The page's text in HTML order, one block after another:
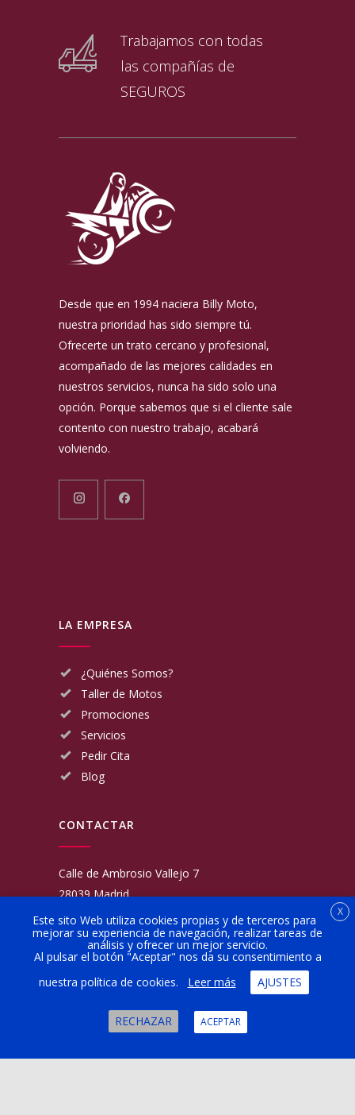
Trabajamos con todas
las compañías de
SEGUROS
Desde que en 1994 naciera Billy Moto,
nuestra prioridad has sido siempre tú.
Ofrecerte un trato cercano y profesional,
acompañado de las mejores calidades en
nuestros servicios, nunca ha sido solo una
opción. Porque sabemos que si el cliente sale
contento con nuestro trabajo, acabará
volviendo.
LA EMPRESA
¿Quiénes Somos?
Taller de Motos
Promociones
Servicios
Pedir Cita
Blog
CONTACTAR
Calle de Ambrosio Vallejo 7
28039 Madrid
Fijo:
913 117 462
Movil:
676 566 970
administracion@talleresgarciamartinezehijos.com
Lun a Vier:
9:00 a 14:00
16:00 a 20:00
X
Este sito Web utiliza cookies propias y de terceros para
mejorar su experiencia de navegación, realizar tareas de
análisis y ofrecer un mejor servicio.
Al pulsar el botón "Aceptar" nos da su consentimiento a
nuestra política de cookies.
Leer más AJUSTES
RECHAZAR ACEPTAR